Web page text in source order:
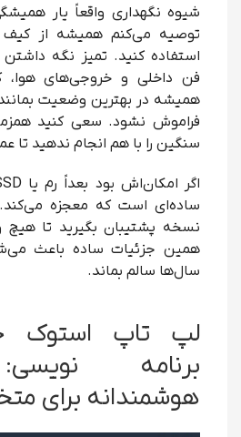
شیوه نگهداری واقعاً یار
توصیه می‌کنم همیشه از
استفاده کنید. تمیز نگه
فن داخلی و خروجی‌های
همیشه در بهترین وضعیت
فراموش نشود. سعی کنید
سنگین را با هم انجام ندهید تا
ساده‌ای است که معجزه می‌کند.
نسخه پشتیبان بگیرید تا هیچ
همین جزئیات ساده باعث
سال‌ها سالم بماند.
لپ تاپ استوک
برنامه
هوشمندانه برای